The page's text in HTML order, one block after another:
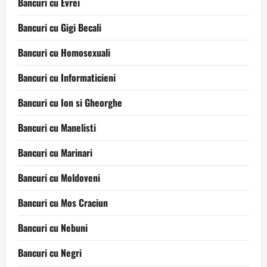
Bancuri cu Gigi Becali
Bancuri cu Homosexuali
Bancuri cu Informaticieni
Bancuri cu Ion si Gheorghe
Bancuri cu Manelisti
Bancuri cu Marinari
Bancuri cu Moldoveni
Bancuri cu Mos Craciun
Bancuri cu Nebuni
Bancuri cu Negri